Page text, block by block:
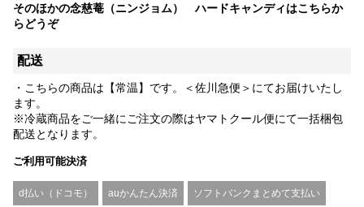
そのほかの念慈菴（ニンジョム） ハードキャンディはこちらか
らどうぞ
配送
・こちらの商品は【常温】です。＜佐川急便＞にてお届けいたし
ます。
※冷蔵商品をご一緒にご注文の際はヤマトクール便にて一括梱包
配送となります。
ご利用可能決済
d払い（ドコモ） auかんたん決済 ソフトバンクまとめて支払い